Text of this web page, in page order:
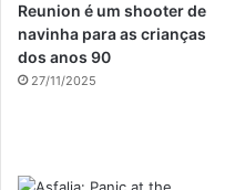
Reunion é um shooter de
navinha para as crianças
dos anos 90
27/11/2025